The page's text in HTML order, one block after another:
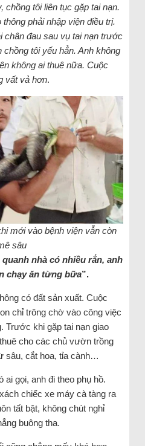
chồng tôi liên tục gặp tai nạn.
phải nhập viện điều trị.
chân đau sau vụ tai nạn trước
tôi yếu hẳn. Anh không
không ai thuê nữa. Cuộc
vất vả hơn.
mới vào bệnh viện vẫn còn
sâu
nhà có nhiều rắn, anh
chạy ăn từng bữa”.
có đất sản xuất. Cuộc
chỉ trông chờ vào công việc
Trước khi gặp tai nạn giao
cho các chủ vườn trồng
sâu, cắt hoa, tỉa cành…
ai gọi, anh đi theo phụ hồ.
chiếc xe máy cà tàng ra
tất bật, không chút nghỉ
buông tha.